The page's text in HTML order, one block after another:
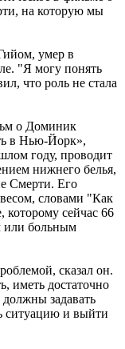
на которую мы
умер в
"Я могу понять
что роль не стала
о Доминик
в Нью-Йорк»,
году, проводит
нижнего белья,
Смерти. Его
словами "Как
которому сейчас 66
или больным
сказал он.
иметь достаточно
задавать
ситуацию и выйти